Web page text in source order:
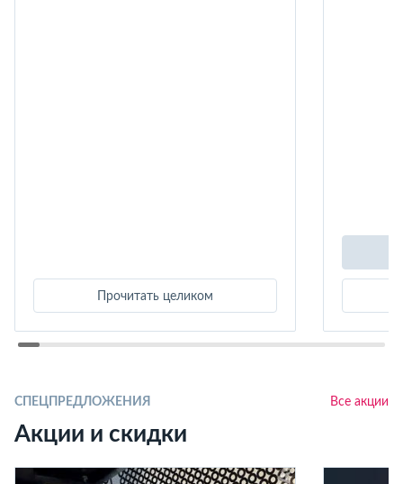
Прочитать целиком
СПЕЦПРЕДЛОЖЕНИЯ Все акции
Акции и скидки